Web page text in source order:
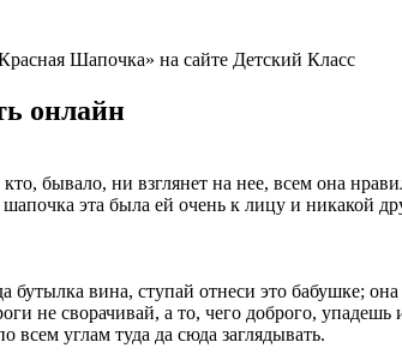
Шапочка» на сайте Детский Класс
онлайн
бывало, ни взглянет на нее, всем она
шапочка эта была ей очень к лицу и никакой
вина, ступай отнеси это бабушке;
не сворачивай, а то, чего доброго,
всем углам туда да сюда заглядывать.